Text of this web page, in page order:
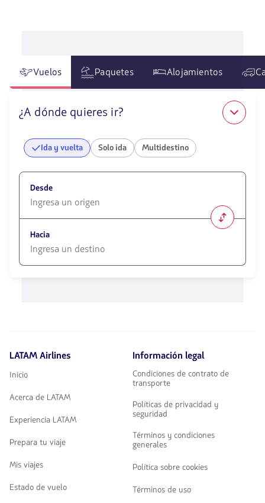
Vuelos Paquetes Alojamientos
¿A dónde quieres ir?
Ida y vuelta Solo ida Multidestino
Desde
opciones
disponibles.
Usa
las
Hacia
para
LATAM Airlines
Inicio
Acerca de LATAM
Experiencia LATAM
Prepara tu viaje
Mis viajes
Estado de vuelo
Información legal
Condiciones de contrato de
transporte
Políticas de privacidad y
seguridad
Términos y condiciones
generales
Política sobre cookies
Términos de uso